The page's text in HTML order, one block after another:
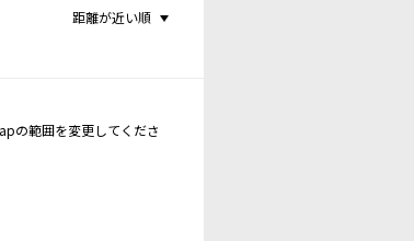
距離が近い順
の範囲を変更してくださ